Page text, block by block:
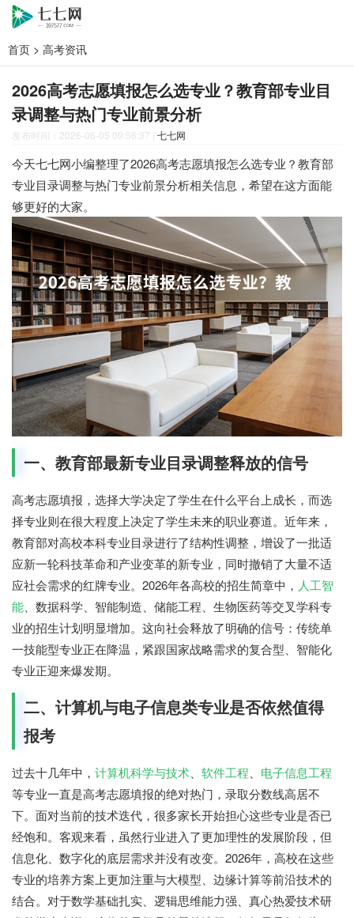
首页 > 高考资讯
2026高考志愿填报怎么选专业？教育部专业目
录调整与热门专业前景分析
发布时间：2026-06-05 09:56:37 | 七七网
今天七七网小编整理了2026高考志愿填报怎么选专业？教育部
专业目录调整与热门专业前景分析相关信息，希望在这方面能
够更好的大家。
一、教育部最新专业目录调整释放的信号
高考志愿填报，选择大学决定了学生在什么平台上成长，而选
择专业则在很大程度上决定了学生未来的职业赛道。近年来，
教育部对高校本科专业目录进行了结构性调整，增设了一批适
应新一轮科技革命和产业变革的新专业，同时撤销了大量不适
应社会需求的红牌专业。2026年各高校的招生简章中， 人工智
能、数据科学、智能制造、储能工程、生物医药等交叉学科专
业的招生计划明显增加。这向社会释放了明确的信号：传统单
一技能型专业正在降温，紧跟国家战略需求的复合型、智能化
专业正迎来爆发期。
二、计算机与电子信息类专业是否依然值得
报考
过去十几年中， 计算机科学与技术、 软件工程、 电子信息工程
等专业一直是高考志愿填报的绝对热门，录取分数线高居不
下。面对当前的技术迭代，很多家长开始担心这些专业是否已
经饱和。客观来看，虽然行业进入了更加理性的发展阶段，但
信息化、数字化的底层需求并没有改变。2026年，高校在这些
专业的培养方案上更加注重与大模型、边缘计算等前沿技术的
结合。对于数学基础扎实、逻辑思维能力强、真心热爱技术研